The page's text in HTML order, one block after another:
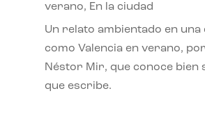
verano, En la ciudad
Un relato ambientado en una
como Valencia en verano,
Néstor Mir, que conoce bien
que escribe.